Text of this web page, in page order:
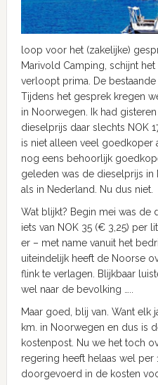
loop voor het (zakelijke)
Marivold Camping, schijnt
verloopt prima. De
Tijdens het gesprek kregen
in Noorwegen. Ik had
dieselprijs daar slechts NOK
is niet alleen veel goedkoper
nog eens behoorlijk
geleden was de dieselprijs
als in Nederland. Nu dus niet.
Wat blijkt? Begin mei was de
iets van NOK 35 (€ 3,25) per
er – met name vanuit het
uiteindelijk heeft de Noorse
flink te verlagen. Blijkbaar
wel naar de bevolking …..
Maar goed, blij van. Want elk
km. in Noorwegen en dus is
kostenpost. Nu we het toch
regering heeft helaas wel per
doorgevoerd in de kosten